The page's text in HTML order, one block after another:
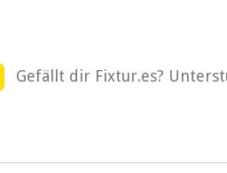
Gefällt dir Fixtur.es?